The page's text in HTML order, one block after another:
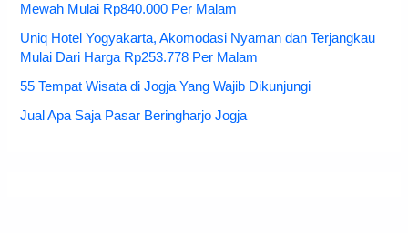
Mewah Mulai Rp840.000 Per Malam
Uniq Hotel Yogyakarta, Akomodasi Nyaman dan Terjangkau
Mulai Dari Harga Rp253.778 Per Malam
55 Tempat Wisata di Jogja Yang Wajib Dikunjungi
Jual Apa Saja Pasar Beringharjo Jogja